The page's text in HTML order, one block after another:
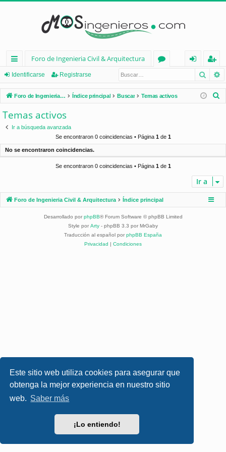
Este sitio web utiliza cookies para asegurar que
obtenga la mejor experiencia en nuestro sitio
web. Saber más
¡Lo entiendo!
nl
ac
es
rá
d
Foro de Ingenieria Civil & Arquitectura
os
nt
ifi
eg
ist
ra
Identificarse Registrarse
Foro de Ingenieria Civil & Arquitectura Índice principal Buscar Temas activos
Temas activos
Ir a búsqueda avanzada
Se encontraron 0 coincidencias • Página 1de 1
No se encontraron coincidencias.
Se encontraron 0 coincidencias • Página 1de 1
Ir a
Foro de Ingenieria Civil & Arquitectura Índice principal
Desarrollado por phpBB® Forum Software © phpBB Limited
Style por Arty - phpBB 3.3 por MrGaby
Traducción al español por phpBB España
Privacidad | Condiciones